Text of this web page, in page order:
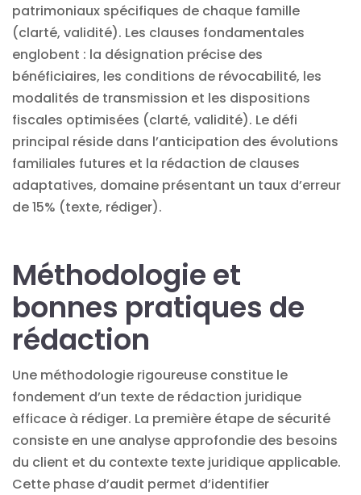
patrimoniaux spécifiques de chaque famille
(clarté, validité). Les clauses fondamentales
englobent : la désignation précise des
bénéficiaires, les conditions de révocabilité, les
modalités de transmission et les dispositions
fiscales optimisées (clarté, validité). Le défi
principal réside dans l’anticipation des évolutions
familiales futures et la rédaction de clauses
adaptatives, domaine présentant un taux d’erreur
de 15% (texte, rédiger).
Méthodologie et
bonnes pratiques de
rédaction
Une méthodologie rigoureuse constitue le
fondement d’un texte de rédaction juridique
efficace à rédiger. La première étape de sécurité
consiste en une analyse approfondie des besoins
du client et du contexte texte juridique applicable.
Cette phase d’audit permet d’identifier